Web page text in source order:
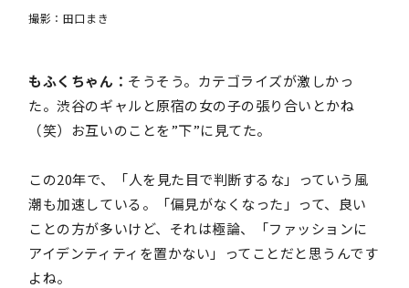
撮影：田口まき
もふくちゃん： そうそう。カテゴライズが激しかっ
た。渋谷のギャルと原宿の女の子の張り合いとかね
（笑）お互いのことを”下”に見てた。
この20年で、「人を見た目で判断するな」っていう風
潮も加速している。「偏見がなくなった」って、良い
ことの方が多いけど、それは極論、「ファッションに
アイデンティティを置かない」ってことだと思うんです
よね。